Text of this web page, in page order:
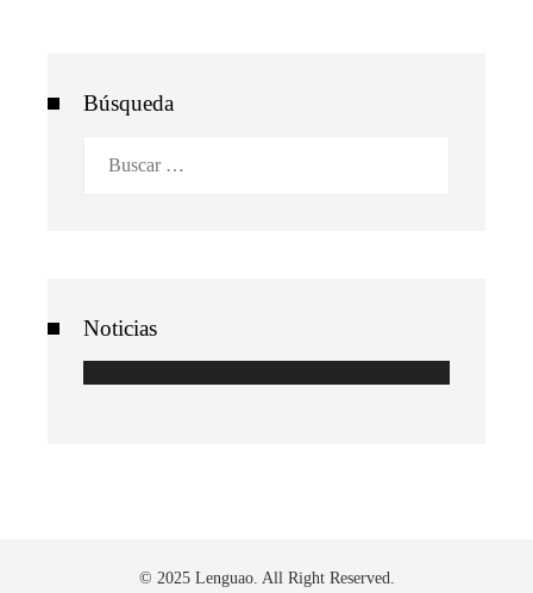
Búsqueda
Noticias
© 2025 Lenguao. All Right Reserved.